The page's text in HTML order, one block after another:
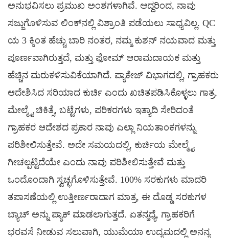
ಅನುಭವಿಸಲು ಪ್ರಮುಖ ಅಂಶಗಳಾಗಿವೆ. ಆದ್ದರಿಂದ, ನಾವು
ಸಜ್ಜುಗೊಳಿಸುವ ಲಿಂಕ್‌ನಲ್ಲಿ ವಿಶ್ರಾಂತಿ ಪಡೆಯಲು ಸಾಧ್ಯವಿಲ್ಲ. QC
ಯ 3 ಕ್ಕಿಂತ ಹೆಚ್ಚು ಬಾರಿ ನಂತರ, ನಮ್ಮ ಕುಶನ್ ನಯವಾದ ಮತ್ತು
ಪೂರ್ಣವಾಗಿರುತ್ತದೆ, ಮತ್ತು ಫೋಮ್ ಆರಾಮದಾಯಕ ಮತ್ತು
ಹೆಚ್ಚಿನ ಮರುಕಳಿಸುವಿಕೆಯಾಗಿದೆ. ಪ್ಯಾಕೇಜ್ ವಿಭಾಗದಲ್ಲಿ, ಗ್ರಾಹಕರು
ಆದೇಶಿಸಿದ ಸರಿಯಾದ ಕುರ್ಚಿ ಎಂದು ಖಚಿತಪಡಿಸಿಕೊಳ್ಳಲು ಗಾತ್ರ,
ಮೇಲ್ಮೈ ಚಿಕಿತ್ಸೆ, ಬಟ್ಟೆಗಳು, ಪರಿಕರಗಳು ಇತ್ಯಾದಿ ಸೇರಿದಂತೆ
ಗ್ರಾಹಕರ ಆದೇಶದ ಪ್ರಕಾರ ನಾವು ಎಲ್ಲಾ ನಿಯತಾಂಕಗಳನ್ನು
ಪರಿಶೀಲಿಸುತ್ತೇವೆ. ಅದೇ ಸಮಯದಲ್ಲಿ, ಕುರ್ಚಿಯ ಮೇಲ್ಮೈ
ಗೀಚಲ್ಪಟ್ಟಿದೆಯೇ ಎಂದು ನಾವು ಪರಿಶೀಲಿಸುತ್ತೇವೆ ಮತ್ತು
ಒಂದೊಂದಾಗಿ ಸ್ವಚ್ಛಗೊಳಿಸುತ್ತೇವೆ. 100% ಸರಕುಗಳು ಮಾದರಿ
ತಪಾಸಣೆಯಲ್ಲಿ ಉತ್ತೀರ್ಣರಾದಾಗ ಮಾತ್ರ, ಈ ದೊಡ್ಡ ಸರಕುಗಳ
ಬ್ಯಾಚ್ ಅನ್ನು ಪ್ಯಾಕ್ ಮಾಡಲಾಗುತ್ತದೆ. ಏತನ್ಮಧ್ಯೆ, ಗ್ರಾಹಕರಿಗೆ
ಭರವಸೆ ನೀಡುವ ಸಲುವಾಗಿ, ಯುಮೆಯಾ ಉದ್ಯಮದಲ್ಲಿ ಅನನ್ಯ